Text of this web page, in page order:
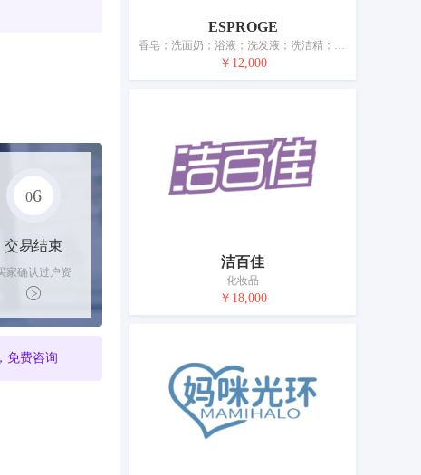
06
交易结束
家确认过户资
料后，平台解冻
资金支付卖家
免费咨询
ESPROGE
香皂；洗面奶；浴液；洗发液；洗洁精；香料；香水；美容面膜；化妆品；牙膏
￥12,000
洁百佳
化妆品
￥18,000